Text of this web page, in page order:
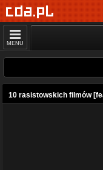
MENU
10 rasistowskich filmów